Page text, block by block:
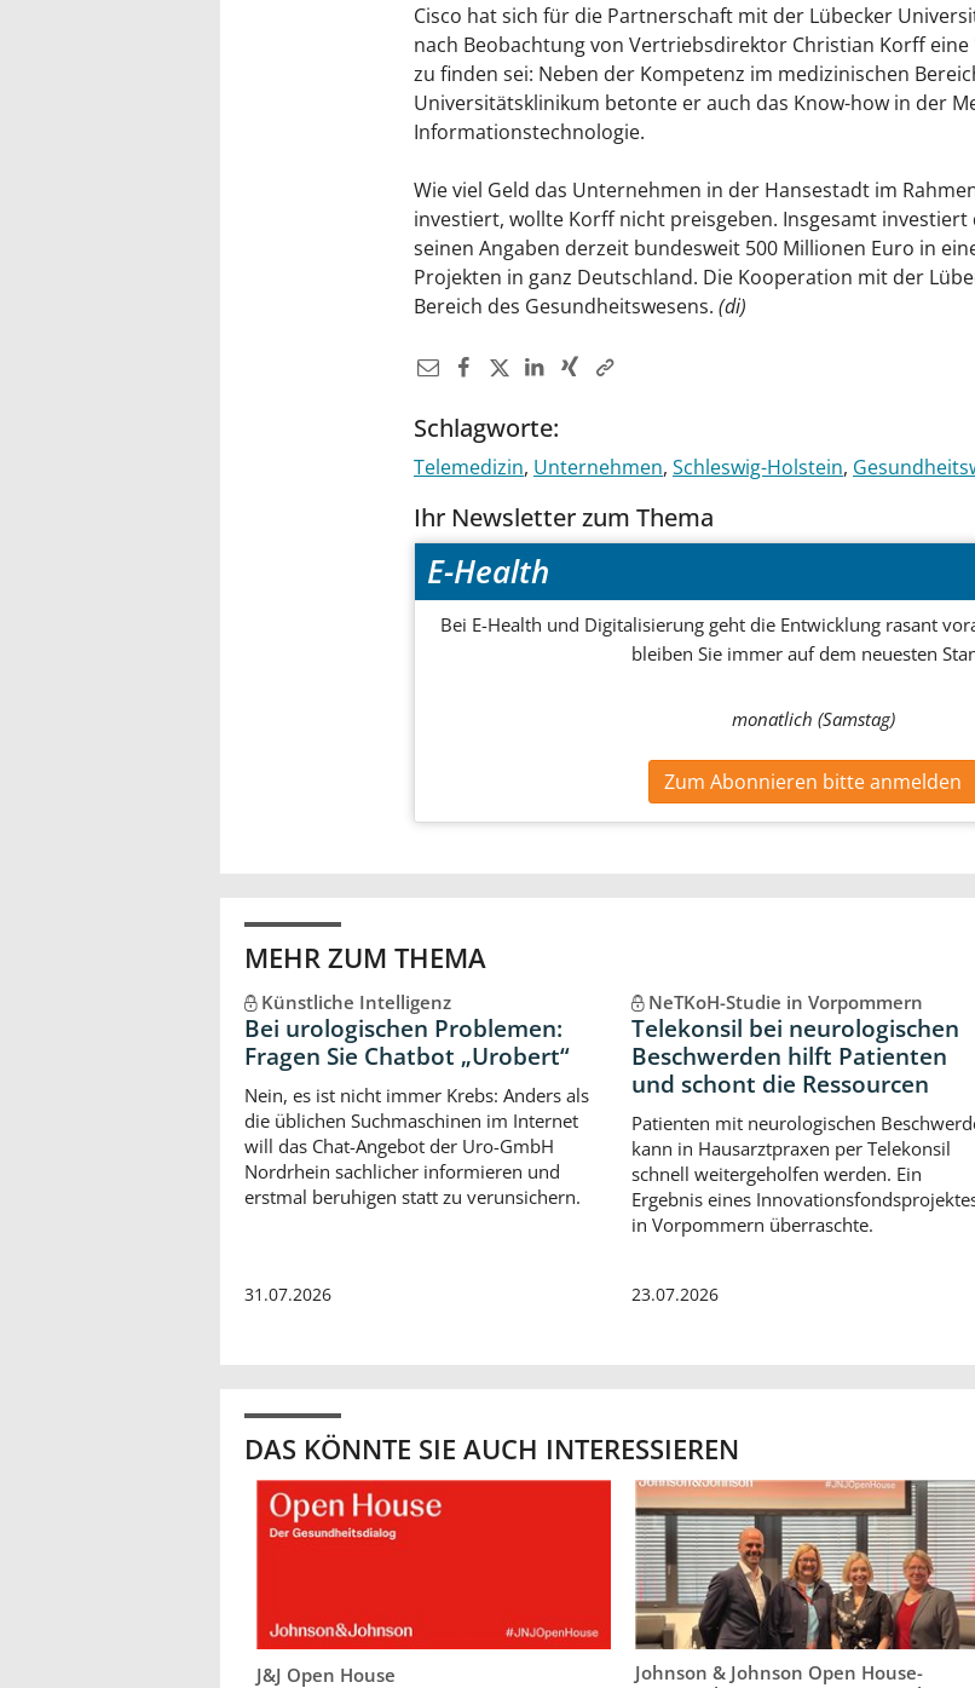
Cisco hat sich für die Partnerschaft mit der Lübecker
nach Beobachtung von Vertriebsdirektor Christian Korff
zu finden sei: Neben der Kompetenz im medizinischen
Universitätsklinikum betonte er auch das Know-how in der
Informationstechnologie.
Wie viel Geld das Unternehmen in der Hansestadt im
investiert, wollte Korff nicht preisgeben. Insgesamt
seinen Angaben derzeit bundesweit 500 Millionen Euro in
Projekten in ganz Deutschland. Die Kooperation mit der
Bereich des Gesundheitswesens. (di)
Schlagworte:
Telemedizin Unternehmen Schleswig-Holstein
Ihr Newsletter zum Thema
E-Health
Bei E-Health und Digitalisierung geht die Entwicklung rasant
bleiben Sie immer auf dem neuesten
monatlich (Samstag)
Zum Abonnieren bitte anmelden
MEHR ZUM THEMA
Künstliche Intelligenz
Bei urologischen Problemen:
Fragen Sie Chatbot „Urobert“
Nein, es ist nicht immer Krebs: Anders als
die üblichen Suchmaschinen im Internet
will das Chat-Angebot der Uro-GmbH
Nordrhein sachlicher informieren und
erstmal beruhigen statt zu verunsichern.
31.07.2026
NeTKoH-Studie in Vorpommern
Telekonsil bei neurologischen
Beschwerden hilft Patienten
und schont die Ressourcen
Patienten mit neurologischen
kann in Hausarztpraxen per Telekonsil
schnell weitergeholfen werden. Ein
Ergebnis eines
in Vorpommern überraschte.
23.07.2026
DAS KÖNNTE SIE AUCH INTERESSIEREN
J&J Open House
Johnson & Johnson Open House-